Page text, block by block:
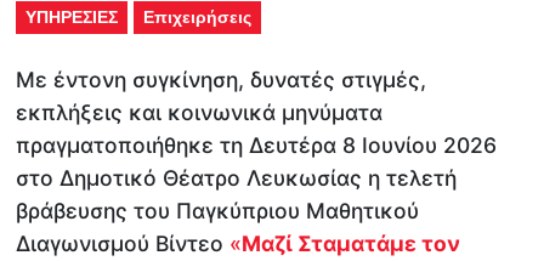
ΥΠΗΡΕΣΙΕΣ Επιχειρήσεις
Με έντονη συγκίνηση, δυνατές στιγμές,
εκπλήξεις και κοινωνικά μηνύματα
πραγματοποιήθηκε τη Δευτέρα 8 Ιουνίου 2026
στο Δημοτικό Θέατρο Λευκωσίας η τελετή
βράβευσης του Παγκύπριου Μαθητικού
Διαγωνισμού Βίντεο «Μαζί Σταματάμε τον